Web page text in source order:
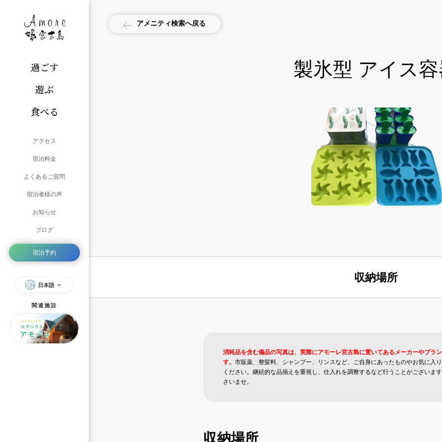
過ごす
遊ぶ
食べる
アクセス
宿泊料金
よくあるご質問
宿泊者様の声
お知らせ
ブログ
宿泊予約
日本語
関連施設
アメニティ検索へ戻る
製氷型 アイス
収納場所
消耗品を含む備品の写真は、実際にアモーレ宮古島に置いてあるメーカーやブラ
す。 市販薬、整髪料、シャンプー、リンスなど、ご自身にあったものやお気に入
ください。継続的な品揃えを重視し、仕入れを調整するなど行うことがございま
さいませ。
収納場所